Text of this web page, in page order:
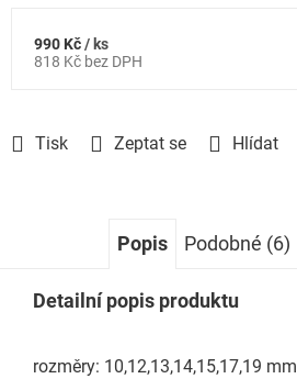
Tisk Zeptat se Hlídat
990 Kč/ ks
818 Kč bez DPH
Měrná
Popis Podobné (6)
Detailní popis produktu
rozměry: 10,12,13,14,15,17,19 mm